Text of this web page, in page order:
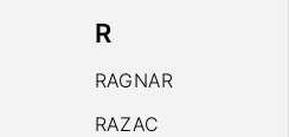
R
RAGNAR
RAZAC